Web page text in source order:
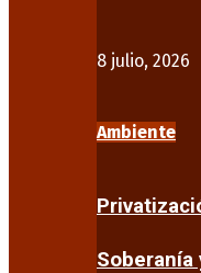
8 julio, 2026
Ambiente
Soberanía